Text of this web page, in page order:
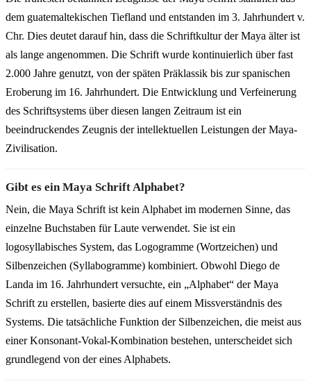
dem guatemaltekischen Tiefland und entstanden im 3. Jahrhundert v.
Chr. Dies deutet darauf hin, dass die Schriftkultur der Maya älter ist
als lange angenommen. Die Schrift wurde kontinuierlich über fast
2.000 Jahre genutzt, von der späten Präklassik bis zur spanischen
Eroberung im 16. Jahrhundert. Die Entwicklung und Verfeinerung
des Schriftsystems über diesen langen Zeitraum ist ein
beeindruckendes Zeugnis der intellektuellen Leistungen der Maya-
Zivilisation.
Gibt es ein Maya Schrift Alphabet?
Nein, die Maya Schrift ist kein Alphabet im modernen Sinne, das
einzelne Buchstaben für Laute verwendet. Sie ist ein
logosyllabisches System, das Logogramme (Wortzeichen) und
Silbenzeichen (Syllabogramme) kombiniert. Obwohl Diego de
Landa im 16. Jahrhundert versuchte, ein „Alphabet“ der Maya
Schrift zu erstellen, basierte dies auf einem Missverständnis des
Systems. Die tatsächliche Funktion der Silbenzeichen, die meist aus
einer Konsonant-Vokal-Kombination bestehen, unterscheidet sich
grundlegend von der eines Alphabets.